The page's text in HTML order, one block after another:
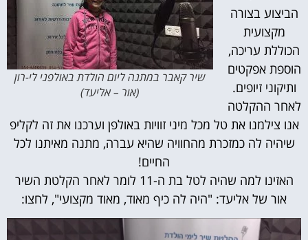
שיר קאבר במתנה ליום הולדת באולפני לי-רון
(אור – אליעד)
הביצוע בצורה
מקצועית
הכוללת עריכה,
הוספת אפקטים
ותיקוני זיופים.
לאחר ההקלטה
אנו צילמנו את טל מכל מיני זוויות באולפן וערכנו את זה לקליפ
שיהיה לה כמזכרת מהחוויה שהיא עברה, מתנה מאיתנו לכל
החיים!
האזינו למה שהיה לטל בת ה-11 לומר לאחר הקלטת השיר
אור של אליעד: "היה לה כיף מאוד, מאוד מקצועי", לחצו: